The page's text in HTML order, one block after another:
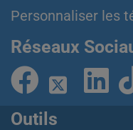
Personnaliser les
Réseaux
Outils